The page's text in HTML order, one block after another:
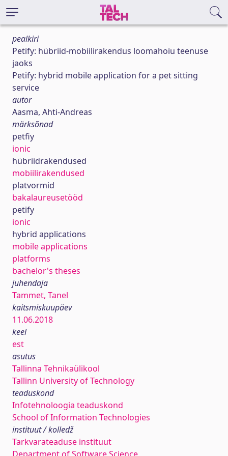
pealkiri
Petify: hübriid-mobiilirakendus loomahoiu teenuse
jaoks
Petify: hybrid mobile application for a pet sitting
service
autor
Aasma, Ahti-Andreas
märksõnad
petfiy
ionic
hübriidrakendused
mobiilirakendused
platvormid
bakalaureusetööd
petify
ionic
hybrid applications
mobile applications
platforms
bachelor's theses
juhendaja
Tammet, Tanel
kaitsmiskuupäev
11.06.2018
keel
est
asutus
Tallinna Tehnikaülikool
Tallinn University of Technology
teaduskond
Infotehnoloogia teaduskond
School of Information Technologies
instituut / kolledž
Tarkvarateaduse instituut